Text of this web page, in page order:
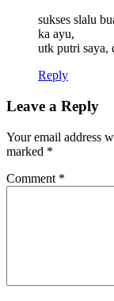
sukses slalu
ka ayu,
utk putri saya,
Reply
Leave a Reply
Your email address
marked *
Comment *